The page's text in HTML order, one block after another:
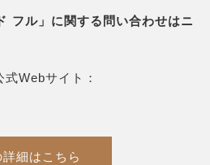
フル」に関する問い合わせはニ
Webサイト：
細はこちら